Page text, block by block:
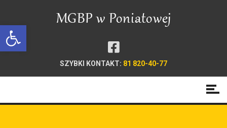
Open toolbar
SZYBKI KONTAKT: 81 820-40-77